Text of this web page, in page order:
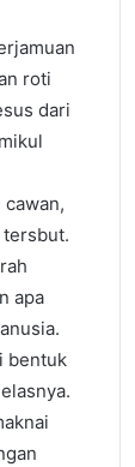
roti
dari
apa
bentuk